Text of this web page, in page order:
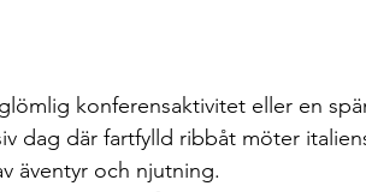
konferensaktivitet eller en
dag där fartfylld ribbåt möter
äventyr och njutning.